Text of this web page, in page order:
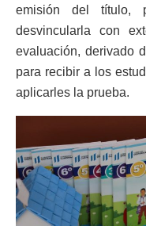
emisión del título,
desvincularla con
evaluación, derivado
para recibir a los
aplicarles la prueba.